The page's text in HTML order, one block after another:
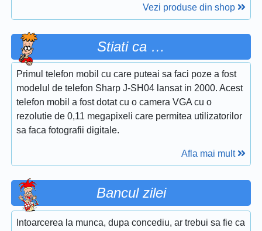
Vezi produse din shop
Stiati ca …
Primul telefon mobil cu care puteai sa faci poze a fost
modelul de telefon Sharp J-SH04 lansat in 2000. Acest
telefon mobil a fost dotat cu o camera VGA cu o
rezolutie de 0,11 megapixeli care permitea utilizatorilor
sa faca fotografii digitale.
Afla mai mult
Bancul zilei
Intoarcerea la munca, dupa concediu, ar trebui sa fie ca